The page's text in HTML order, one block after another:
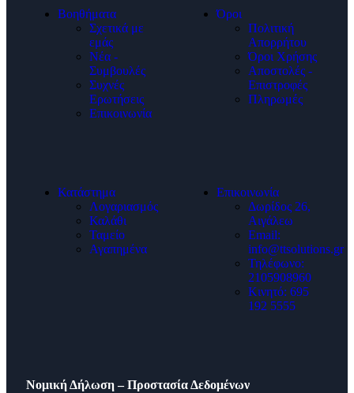
Βοηθήματα
Σχετικά με
εμάς
Νέα -
Συμβουλές
Συχνές
Ερωτήσεις
Επικοινωνία
Όροι
Πολιτική
Απορρήτου
Όροι Χρήσης
Αποστολές -
Επιστροφές
Πληρωμές
Κατάστημα
Λογαριασμός
Καλάθι
Ταμείο
Αγαπημένα
Επικοινωνία
Δωρίδος 26,
Αιγάλεω
Email:
info@ttsolutions.gr
Τηλέφωνο:
2105908960
Κινητό: 695
192 5555
Νομική Δήλωση – Προστασία Δεδομένων